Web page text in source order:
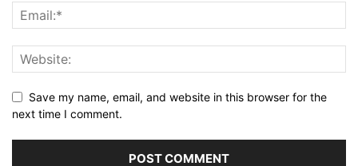
Save my name, email, and website in this browser for the
next time I comment.